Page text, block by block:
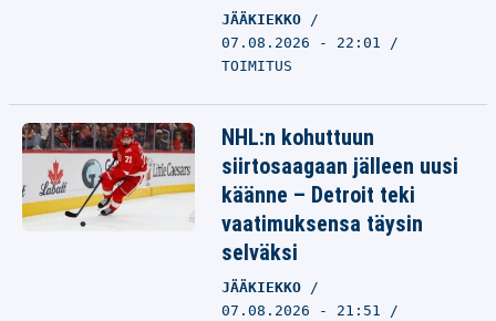
JÄÄKIEKKO
07.08.2026 - 22:01
TOIMITUS
NHL:n kohuttuun
siirtosaagaan jälleen uusi
käänne – Detroit teki
vaatimuksensa täysin
selväksi
JÄÄKIEKKO
07.08.2026 - 21:51